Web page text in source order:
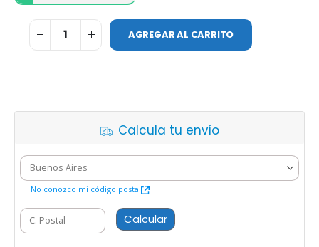
AGREGAR AL CARRITO
Calcula tu envío
No conozco mi código postal
Calcular